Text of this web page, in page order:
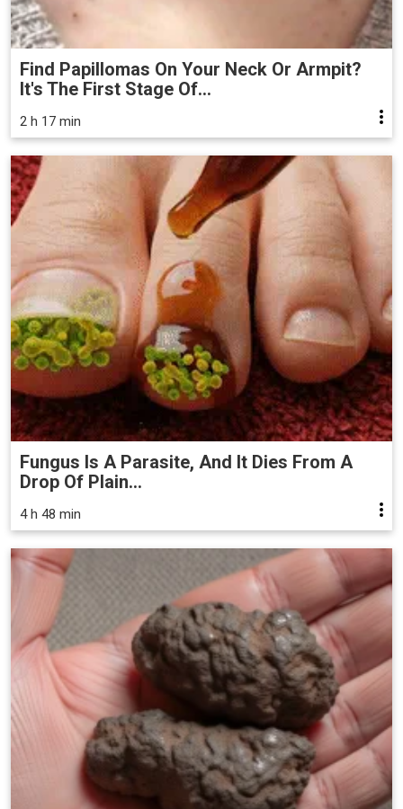
Find Papillomas On Your Neck Or Armpit?
It's The First Stage Of...
2 h 17 min
Fungus Is A Parasite, And It Dies From A
Drop Of Plain...
4 h 48 min